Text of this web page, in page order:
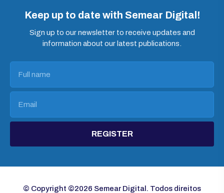
Keep up to date with Semear Digital!
Sign up to our newsletter to receive updates and
information about our latest publications.
REGISTER
© Copyright ©2026 Semear Digital. Todos direitos